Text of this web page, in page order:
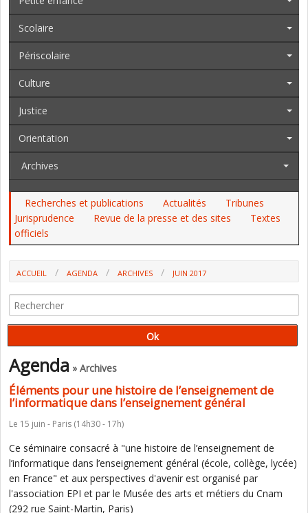
Scolaire
Périscolaire
Culture
Justice
Orientation
Archives
Recherches et publications Actualités
Tribunes
Jurisprudence
Revue de la presse et des sites
Textes
officiels
ACCUEIL AGENDA ARCHIVES JUIN 2017
Agenda » Archives
Éléments pour une histoire de l’enseignement de
l’informatique dans l’enseignement général
Le 15 juin - Paris (14h30 - 17h)
Ce séminaire consacré à "une histoire de l’enseignement de
l’informatique dans l’enseignement général (école, collège, lycée)
en France" et aux perspectives d'avenir est organisé par
l'association EPI et par le Musée des arts et métiers du Cnam
(292 rue Saint-Martin, Paris)